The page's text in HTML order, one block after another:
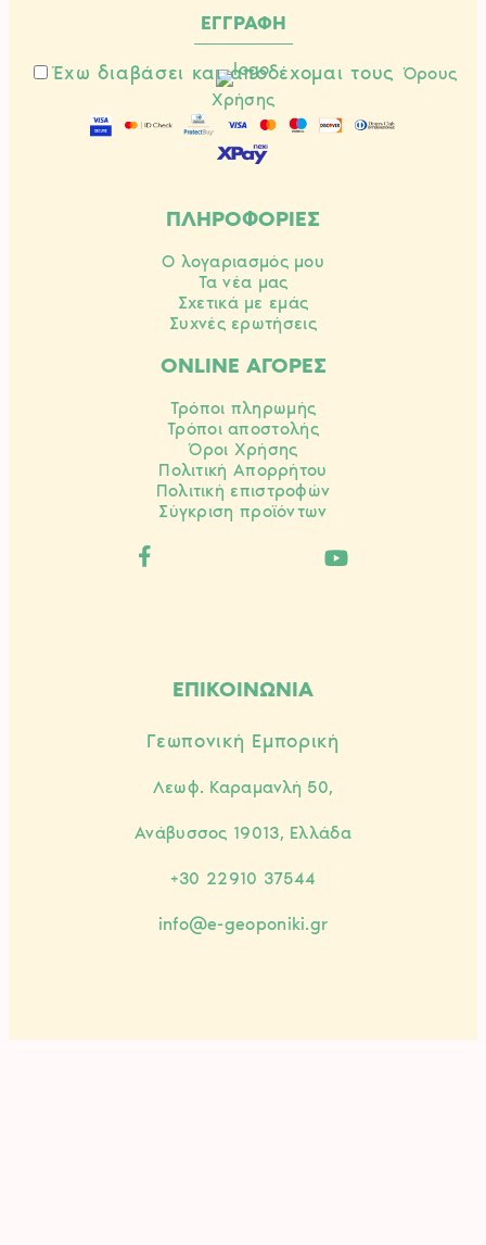
Έχω διαβάσει και αποδέχομαι τους Όρους
Χρήσης
ΠΛΗΡΟΦΟΡΙΕΣ
Ο λογαριασμός μου
Τα νέα μας
Σχετικά με εμάς
Συχνές ερωτήσεις
ONLINE ΑΓΟΡΕΣ
Τρόποι πληρωμής
Τρόποι αποστολής
Όροι Χρήσης
Πολιτική Απορρήτου
Πολιτική επιστροφών
Σύγκριση προϊόντων
ΕΠΙΚΟΙΝΩΝΙΑ
Γεωπονική Εμπορική
Λεωφ. Καραμανλή 50,
Ανάβυσσος 19013, Ελλάδα
+30 22910 37544
info@e-geoponiki.gr